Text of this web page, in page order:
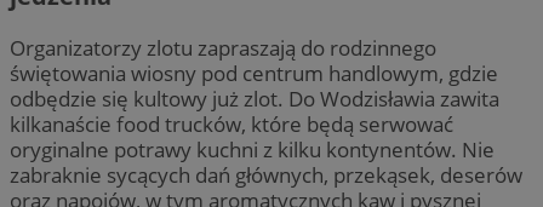
Organizatorzy zlotu zapraszają do rodzinnego
świętowania wiosny pod centrum handlowym, gdzie
odbędzie się kultowy już zlot. Do Wodzisławia zawita
kilkanaście food trucków, które będą serwować
oryginalne potrawy kuchni z kilku kontynentów. Nie
zabraknie sycących dań głównych, przekąsek, deserów
oraz napojów, w tym aromatycznych kaw i pysznej